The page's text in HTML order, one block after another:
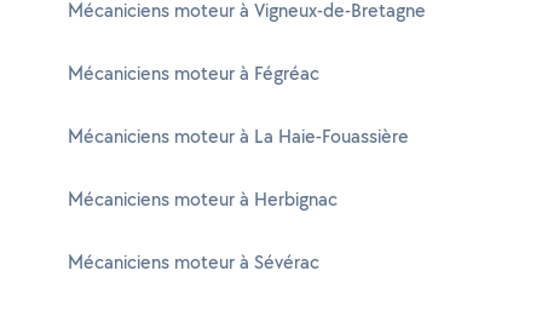
Mécaniciens moteur à Vigneux-de-Bretagne
Mécaniciens moteur à Fégréac
Mécaniciens moteur à La Haie-Fouassière
Mécaniciens moteur à Herbignac
Mécaniciens moteur à Sévérac